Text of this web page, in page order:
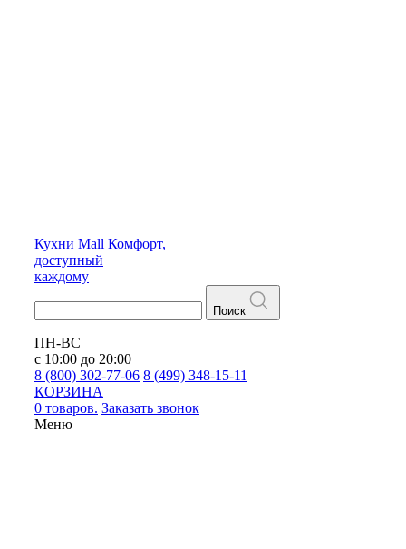
Кухни Mall Комфорт,
доступный
каждому
Поиск
ПН-ВС
с 10:00 до 20:00
8 (800) 302-77-06 8 (499) 348-15-11
КОРЗИНА
0 товаров. Заказать звонок
Меню